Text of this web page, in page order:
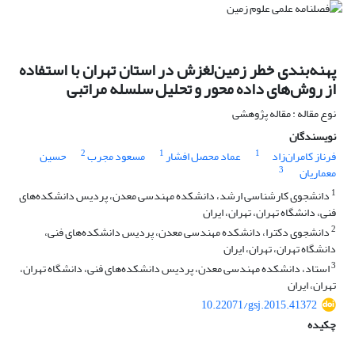
پهنه‌بندی خطر زمین‌لغزش در استان تهران با استفاده
از روش‌های داده محور و تحلیل سلسله مراتبی
نوع مقاله : مقاله پژوهشی
نویسندگان
فرناز کامران‌زاد
1 عماد محصل افشار1 مسعود مجرب2 حسین
معماریان
3
1 دانشجوی کارشناسی ارشد، دانشکده مهندسی معدن، پردیس دانشکده‌های
فنی، دانشگاه تهران، تهران، ایران
2دانشجوی دکترا، دانشکده مهندسی معدن، پردیس دانشکده‌های فنی،
دانشگاه تهران، تهران، ایران
3استاد، دانشکده مهندسی معدن، پردیس دانشکده‌های فنی، دانشگاه تهران،
تهران، ایران
10.22071/gsj.2015.41372
چکیده